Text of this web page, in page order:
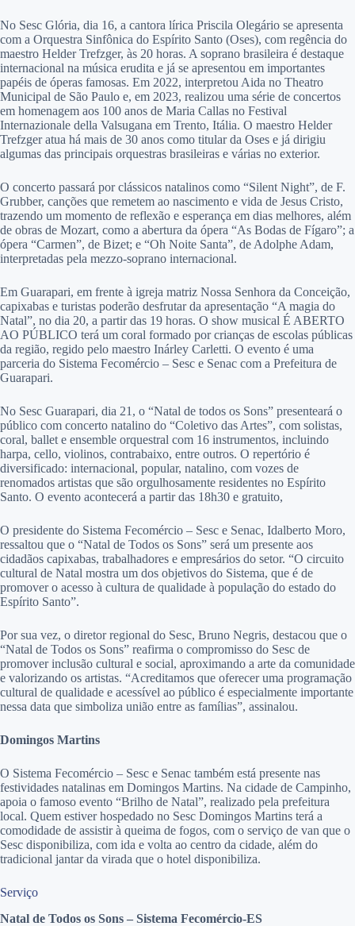
No Sesc Glória, dia 16, a cantora lírica Priscila Olegário se apresenta
com a Orquestra Sinfônica do Espírito Santo (Oses), com regência do
maestro Helder Trefzger, às 20 horas. A soprano brasileira é destaque
internacional na música erudita e já se apresentou em importantes
papéis de óperas famosas. Em 2022, interpretou Aida no Theatro
Municipal de São Paulo e, em 2023, realizou uma série de concertos
em homenagem aos 100 anos de Maria Callas no Festival
Internazionale della Valsugana em Trento, Itália. O maestro Helder
Trefzger atua há mais de 30 anos como titular da Oses e já dirigiu
algumas das principais orquestras brasileiras e várias no exterior.
O concerto passará por clássicos natalinos como “Silent Night”, de F.
Grubber, canções que remetem ao nascimento e vida de Jesus Cristo,
trazendo um momento de reflexão e esperança em dias melhores, além
de obras de Mozart, como a abertura da ópera “As Bodas de Fígaro”; a
ópera “Carmen”, de Bizet; e “Oh Noite Santa”, de Adolphe Adam,
interpretadas pela mezzo-soprano internacional.
Em Guarapari, em frente à igreja matriz Nossa Senhora da Conceição,
capixabas e turistas poderão desfrutar da apresentação “A magia do
Natal”, no dia 20, a partir das 19 horas. O show musical É ABERTO
AO PÚBLICO terá um coral formado por crianças de escolas públicas
da região, regido pelo maestro Inárley Carletti. O evento é uma
parceria do Sistema Fecomércio – Sesc e Senac com a Prefeitura de
Guarapari.
No Sesc Guarapari, dia 21, o “Natal de todos os Sons” presenteará o
público com concerto natalino do “Coletivo das Artes”, com solistas,
coral, ballet e ensemble orquestral com 16 instrumentos, incluindo
harpa, cello, violinos, contrabaixo, entre outros. O repertório é
diversificado: internacional, popular, natalino, com vozes de
renomados artistas que são orgulhosamente residentes no Espírito
Santo. O evento acontecerá a partir das 18h30 e gratuito,
O presidente do Sistema Fecomércio – Sesc e Senac, Idalberto Moro,
ressaltou que o “Natal de Todos os Sons” será um presente aos
cidadãos capixabas, trabalhadores e empresários do setor. “O circuito
cultural de Natal mostra um dos objetivos do Sistema, que é de
promover o acesso à cultura de qualidade à população do estado do
Espírito Santo”.
Por sua vez, o diretor regional do Sesc, Bruno Negris, destacou que o
“Natal de Todos os Sons” reafirma o compromisso do Sesc de
promover inclusão cultural e social, aproximando a arte da comunidade
e valorizando os artistas. “Acreditamos que oferecer uma programação
cultural de qualidade e acessível ao público é especialmente importante
nessa data que simboliza união entre as famílias”, assinalou.
Domingos Martins
O Sistema Fecomércio – Sesc e Senac também está presente nas
festividades natalinas em Domingos Martins. Na cidade de Campinho,
apoia o famoso evento “Brilho de Natal”, realizado pela prefeitura
local. Quem estiver hospedado no Sesc Domingos Martins terá a
comodidade de assistir à queima de fogos, com o serviço de van que o
Sesc disponibiliza, com ida e volta ao centro da cidade, além do
tradicional jantar da virada que o hotel disponibiliza.
Serviço
Natal de Todos os Sons – Sistema Fecomércio-ES